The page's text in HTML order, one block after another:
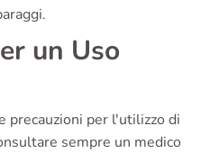
un Uso
precauzioni per l'utilizzo di
sempre un medico